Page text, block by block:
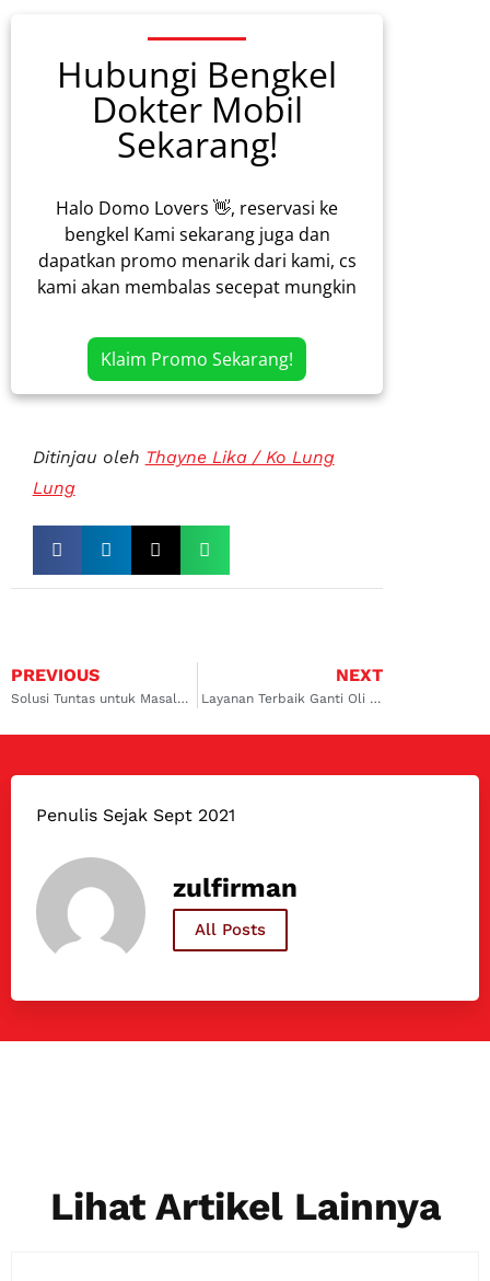
Hubungi Bengkel
Dokter Mobil
Sekarang!
Halo Domo Lovers 👋, reservasi ke
bengkel Kami sekarang juga dan
dapatkan promo menarik dari kami, cs
kami akan membalas secepat mungkin
Klaim Promo Sekarang!
Ditinjau oleh Thayne Lika / Ko Lung
Lung
PREVIOUS
Solusi Tuntas untuk Masalah AC Mobil Anda di Serpong: Berisik, Mati Total, dan Service Murah
NEXT
Layanan Terbaik Ganti Oli Kompresor AC Cihampelas di Dokter Mobil!
Penulis Sejak Sept 2021
zulfirman
All Posts
Lihat Artikel Lainnya